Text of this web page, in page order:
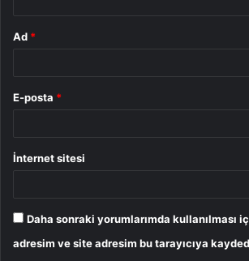
Ad *
E-posta *
İnternet sitesi
Daha sonraki yorumlarımda kullanılması
adresim ve site adresim bu tarayıcıya